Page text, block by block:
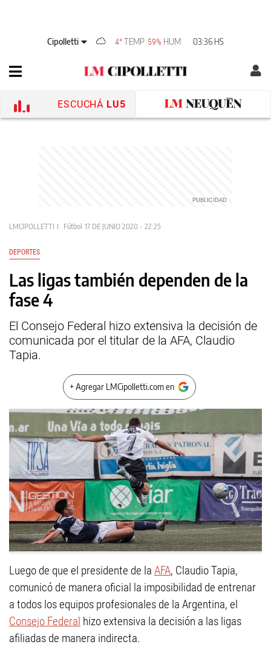
Cipolletti 4°TEMP 59% HUM 03:36 HS
ESCUCHÁ LU5
LMCIPOLLETTI Fútbol 17 DE JUNIO 2020 - 22:25
DEPORTES
Las ligas también dependen de la
fase 4
El Consejo Federal hizo extensiva la decisión de
comunicada por el titular de la AFA, Claudio
Tapia.
+ Agregar LMCipolletti.com en
Luego de que el presidente de la AFA, Claudio Tapia,
comunicó de manera oficial la imposibilidad de entrenar
a todos los equipos profesionales de la Argentina, el
Consejo Federal hizo extensiva la decisión a las ligas
afiliadas de manera indirecta.